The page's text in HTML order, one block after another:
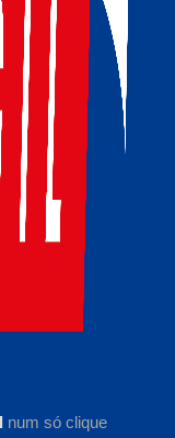
num só clique